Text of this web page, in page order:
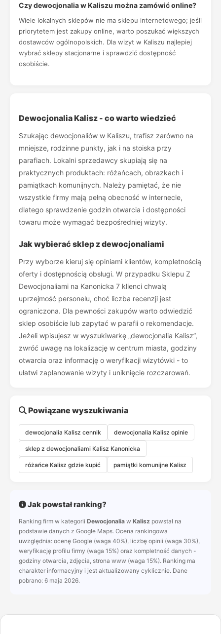
Czy dewocjonalia w Kaliszu można zamówić online?
Wiele lokalnych sklepów nie ma sklepu internetowego; jeśli
priorytetem jest zakupy online, warto poszukać większych
dostawców ogólnopolskich. Dla wizyt w Kaliszu najlepiej
wybrać sklepy stacjonarne i sprawdzić dostępność
osobiście.
Dewocjonalia Kalisz - co warto wiedzieć
Szukając dewocjonaliów w Kaliszu, trafisz zarówno na
mniejsze, rodzinne punkty, jak i na stoiska przy
parafiach. Lokalni sprzedawcy skupiają się na
praktycznych produktach: różańcach, obrazkach i
pamiątkach komunijnych. Należy pamiętać, że nie
wszystkie firmy mają pełną obecność w internecie,
dlatego sprawdzenie godzin otwarcia i dostępności
towaru może wymagać bezpośredniej wizyty.
Jak wybierać sklep z dewocjonaliami
Przy wyborze kieruj się opiniami klientów, kompletnością
oferty i dostępnością obsługi. W przypadku Sklepu Z
Dewocjonaliami na Kanonicka 7 klienci chwalą
uprzejmość personelu, choć liczba recenzji jest
ograniczona. Dla pewności zakupów warto odwiedzić
sklep osobiście lub zapytać w parafii o rekomendacje.
Jeżeli wpisujesz w wyszukiwarkę „dewocjonalia Kalisz”,
zwróć uwagę na lokalizację w centrum miasta, godziny
otwarcia oraz informację o weryfikacji wizytówki - to
ułatwi zaplanowanie wizyty i uniknięcie rozczarowań.
Powiązane wyszukiwania
dewocjonalia Kalisz cennik dewocjonalia Kalisz opinie
sklep z dewocjonaliami Kalisz Kanonicka
różańce Kalisz gdzie kupić pamiątki komunijne Kalisz
Jak powstał ranking?
Ranking firm w kategorii Dewocjonalia w Kalisz powstał na
podstawie danych z Google Maps. Ocena rankingowa
uwzględnia: ocenę Google (waga 40%), liczbę opinii (waga 30%),
weryfikację profilu firmy (waga 15%) oraz kompletność danych -
godziny otwarcia, zdjęcia, strona www (waga 15%). Ranking ma
charakter informacyjny i jest aktualizowany cyklicznie. Dane
pobrano: 6 maja 2026.